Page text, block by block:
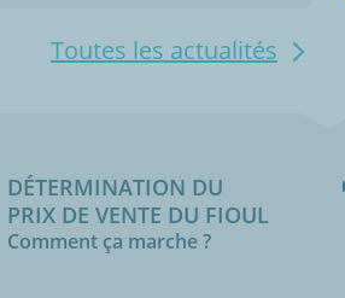
Toutes les actualités
DÉTERMINATION DU
PRIX DE VENTE DU FIOUL
Comment ça marche ?